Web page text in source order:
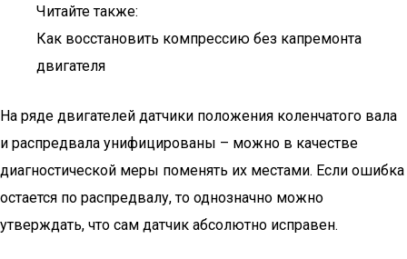
Читайте также:
Как восстановить компрессию без капремонта
двигателя
На ряде двигателей датчики положения коленчатого вала
и распредвала унифицированы – можно в качестве
диагностической меры поменять их местами. Если ошибка
остается по распредвалу, то однозначно можно
утверждать, что сам датчик абсолютно исправен.